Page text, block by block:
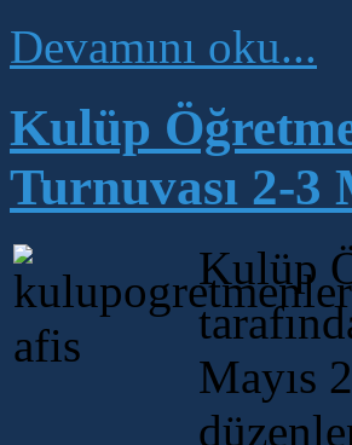
Devamını oku...
Kulüp
Turnuvası 2-3
Kulüp
Mayıs